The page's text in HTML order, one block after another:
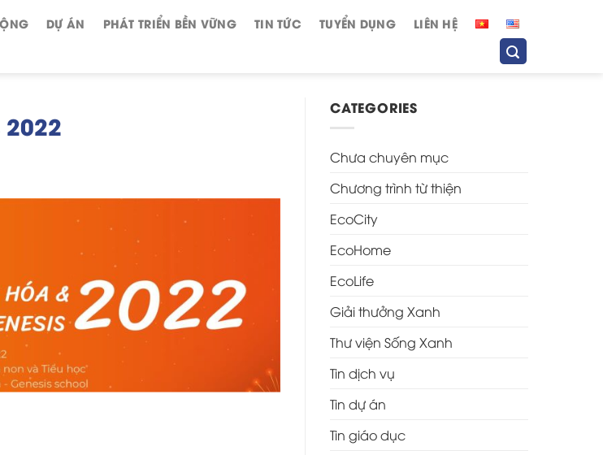
DỰ ÁN PHÁT TRIỂN BỀN VỮNG TIN TỨC TUYỂN DỤNG LIÊN HỆ
CATEGORIES
Chưa chuyên mục
Chương trình từ thiện
EcoCity
EcoHome
EcoLife
Giải thưởng Xanh
Thư viện Sống Xanh
Tin dịch vụ
Tin dự án
Tin giáo dục